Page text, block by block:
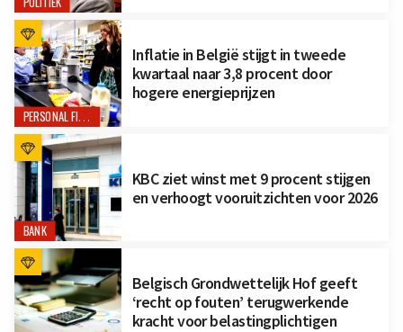
PERSONAL FINANCE
Inflatie in België stijgt in tweede
kwartaal naar 3,8 procent door
hogere energieprijzen
BANK
KBC ziet winst met 9 procent stijgen
en verhoogt vooruitzichten voor 2026
Belgisch Grondwettelijk Hof geeft
‘recht op fouten’ terugwerkende
kracht voor belastingplichtigen